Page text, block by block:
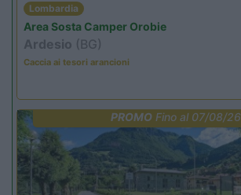
Lombardia
Area Sosta Camper Orobie
Ardesio (BG)
Caccia ai tesori arancioni
PROMOFino al 07/08/26